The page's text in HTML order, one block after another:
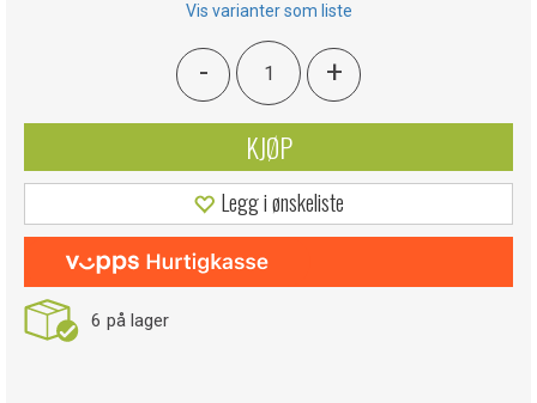
Vis varianter som liste
- +
KJØP
Legg i ønskeliste
6 på lager